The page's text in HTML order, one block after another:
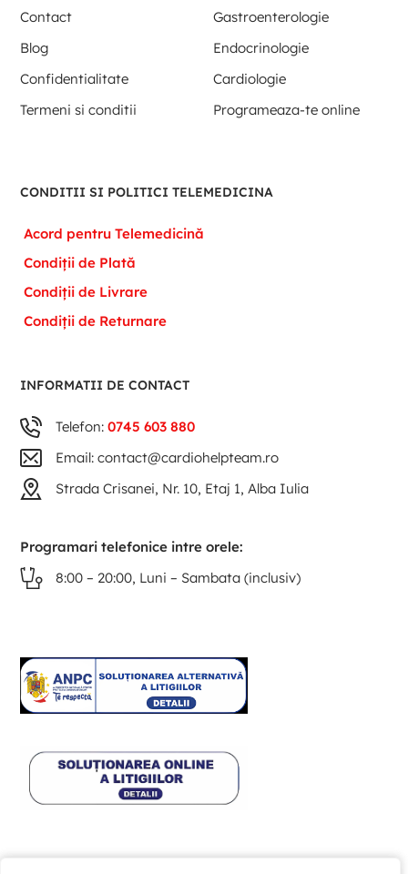
Contact
Gastroenterologie
Blog
Endocrinologie
Confidentialitate
Cardiologie
Termeni si conditii
Programeaza-te online
CONDITII SI POLITICI TELEMEDICINA
Acord pentru Telemedicină
Condiții de Plată
Condiții de Livrare
Condiții de Returnare
INFORMATII DE CONTACT
Telefon:0745 603 880
Email: contact@cardiohelpteam.ro
Strada Crisanei, Nr. 10, Etaj 1, Alba Iulia
Programari telefonice intre orele:
8:00 – 20:00, Luni – Sambata (inclusiv)